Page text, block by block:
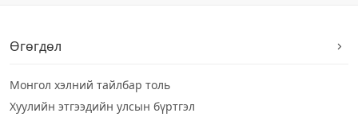
Өгөгдөл
Монгол хэлний тайлбар толь
Хуулийн этгээдийн улсын бүртгэл